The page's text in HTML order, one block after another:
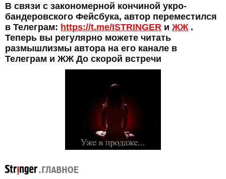
В связи с закономерной кончиной укро-
бандеровского Фейсбука, автор переместился
в Телеграм: https://t.me/ISTRINGER и ЖЖ .
Теперь вы регулярно можете читать
размышлизмы автора на его канале в
Телеграм и ЖЖ До скорой встречи